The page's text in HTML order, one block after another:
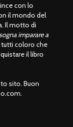
con lo
il mondo del
Il motto di
imparare a
tutti coloro che
il libro
sito. Buon